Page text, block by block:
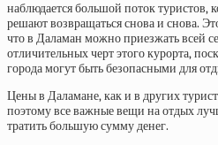
наблюдается большой поток туристов,
решают возвращаться снова и снова.
что в Даламан можно приезжать всей
отличительных черт этого курорта,
города могут быть безопасными для
Цены в Даламане, как и в других
поэтому все важные вещи на отдых
тратить большую сумму денег.